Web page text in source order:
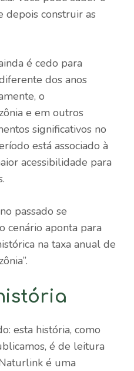
depois construir as
é cedo para
dos anos
o
e em outros
significativos no
está associado à
acessibilidade para
passado se
cenário aponta para
na taxa anual de
esta história, como
é de leitura
é uma